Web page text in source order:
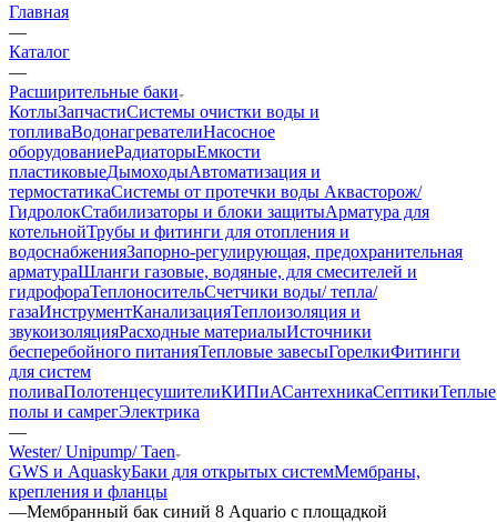
Главная
—
Каталог
—
Расширительные баки
КотлыЗапчастиСистемы очистки воды и
топливаВодонагревателиНасосное
оборудованиеРадиаторыЕмкости
пластиковыеДымоходыАвтоматизация и
термостатикаСистемы от протечки воды Аквасторож/
ГидролокСтабилизаторы и блоки защитыАрматура для
котельнойТрубы и фитинги для отопления и
водоснабженияЗапорно-регулирующая, предохранительная
арматураШланги газовые, водяные, для смесителей и
гидрофораТеплоносительСчетчики воды/ тепла/
газаИнструментКанализацияТеплоизоляция и
звукоизоляцияРасходные материалыИсточники
бесперебойного питанияТепловые завесыГорелкиФитинги
для систем
поливаПолотенцесушителиКИПиАСантехникаСептикиТеплые
полы и самрегЭлектрика
—
Wester/ Unipump/ Taen
GWS и AquaskyБаки для открытых системМембраны,
крепления и фланцы
—Мембранный бак синий 8 Aquario с площадкой